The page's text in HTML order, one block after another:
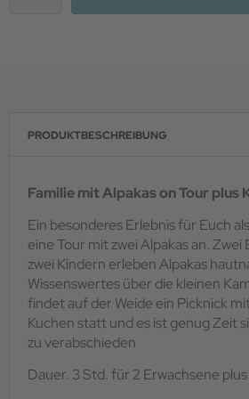
PRODUKTBESCHREIBUNG
Familie mit Alpakas on Tour plus
Ein besonderes Erlebnis für Euch
eine Tour mit zwei Alpakas an.
zwei Kindern erleben Alpakas
Wissenswertes über die kleinen
findet auf der Weide ein Picknick
Kuchen statt und es ist genug Zeit
zu verabschieden
Dauer. 3 Std. für 2 Erwachsene